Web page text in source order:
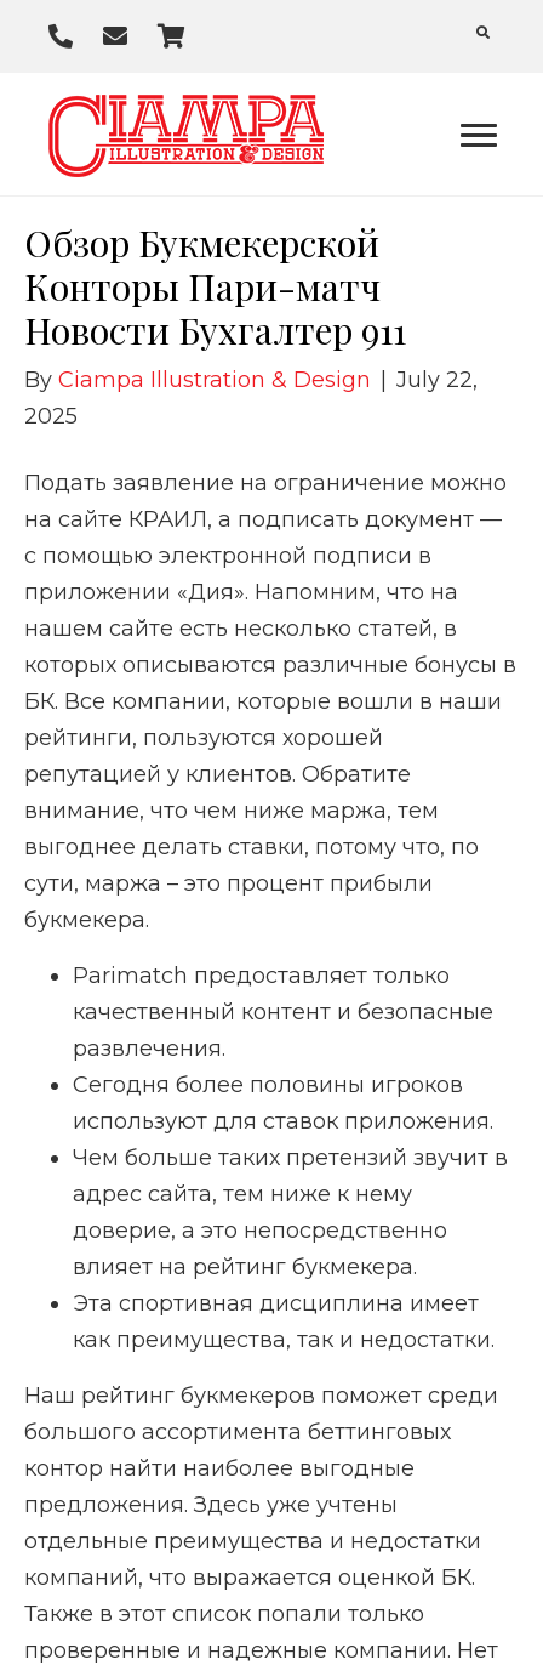
P
o
E
a
i
s
r
t
Обзор Букмекерской
Конторы Пари-матч
Новости Бухгалтер 911
By Ciampa Illustration & Design
July 22,
2025
Подать заявление на ограничение можно
на сайте КРАИЛ, а подписать документ —
с помощью электронной подписи в
приложении «Дия». Напомним, что на
нашем сайте есть несколько статей, в
которых описываются различные бонусы в
БК. Все компании, которые вошли в наши
рейтинги, пользуются хорошей
репутацией у клиентов. Обратите
внимание, что чем ниже маржа, тем
выгоднее делать ставки, потому что, по
сути, маржа – это процент прибыли
букмекера.
Parimatch предоставляет только
качественный контент и безопасные
развлечения.
Сегодня более половины игроков
используют для ставок приложения.
Чем больше таких претензий звучит в
адрес сайта, тем ниже к нему
доверие, а это непосредственно
влияет на рейтинг букмекера.
Эта спортивная дисциплина имеет
как преимущества, так и недостатки.
Наш рейтинг букмекеров поможет среди
большого ассортимента беттинговых
контор найти наиболее выгодные
предложения. Здесь уже учтены
отдельные преимущества и недостатки
компаний, что выражается оценкой БК.
Также в этот список попали только
проверенные и надежные компании. Нет